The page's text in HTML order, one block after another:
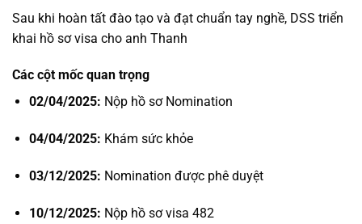
Sau khi hoàn tất đào tạo và đạt chuẩn tay nghề, DSS triển
khai hồ sơ visa cho anh Thanh
Các cột mốc quan trọng
02/04/2025: Nộp hồ sơ Nomination
04/04/2025: Khám sức khỏe
03/12/2025: Nomination được phê duyệt
10/12/2025: Nộp hồ sơ visa 482